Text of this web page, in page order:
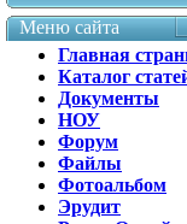
Меню сайта
Главная
Каталог
Документы
НОУ
Форум
Файлы
Фотоальбом
Эрудит